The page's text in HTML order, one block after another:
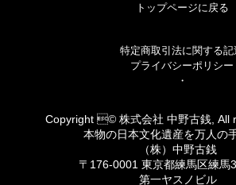
トップページに戻る
特定商取引法に関する記
プライバシーポリシー
・
Copyright © 株式会社 中野古銭, All
本物の日本文化遺産を万人の
（株）中野古銭
〒176-0001 東京都練馬区練馬
第一ヤスノビル